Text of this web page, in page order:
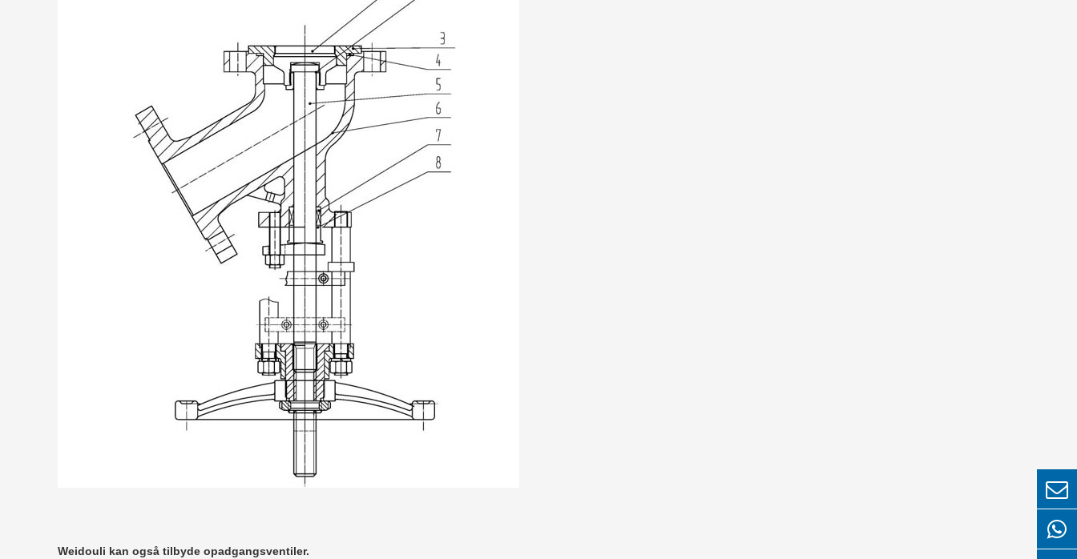
Weidouli kan også tilbyde opadgangsventiler.